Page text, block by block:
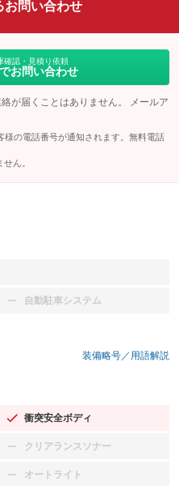
お問い合わせ
確認・見積り依頼
お問い合わせ
が届くことはありません。 メールア
の電話番号が通知されます。無料電話
ん。
自動駐車システム
：装備なし
装備略号／用語解説
衝突安全ボディ
：装備あり
クリアランスソナー
：装備なし
オートライト
：装備なし